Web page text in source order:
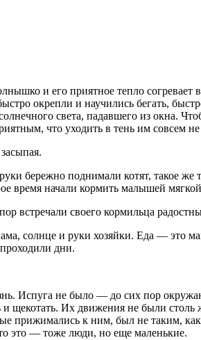
и его приятное тепло
окрепли и научились бегать,
света, падавшего из окна.
что уходить в тень им совсем
бережно поднимали котят, такое
время начали кормить малышей
встречали своего кормильца
солнце и руки хозяйки. Еда — это
дни.
Испуга не было — до сих пор
щекотать. Их движения не были
прижимались к ним, был не таким,
это — тоже люди, но еще маленькие.